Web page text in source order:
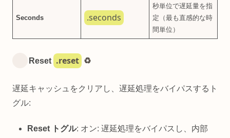
Seconds .seconds
秒単位で遅延量を指
定（最も直感的な時
間単位）
Reset .reset ♻️
遅延キャッシュをクリアし、遅延処理をバイパスするト
グル:
Reset トグル: オン: 遅延処理をバイパスし、内部